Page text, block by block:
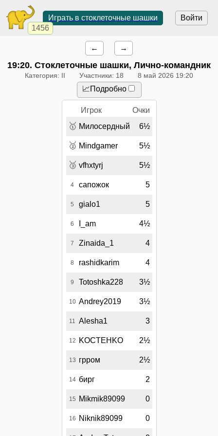
1456
Войти
Играть в стоклеточные шашки
← →
19:20. Стоклеточные шашки, Лично-командник
Категория: II Участники: 18 8 май 2026 19:20
📈Подробно
Игрок Очки
🥇 Милосердный 6½
🥈 Mindgamer 5½
🥉 vfhxtyrj 5½
4 сапожок 5
5 gialo1 5
6 I_am 4½
7 Zinaida_1 4
8 rashidkarim 4
9 Totoshka228 3½
10 Andrey2019 3½
11 Alesha1 3
12 KOCTEHKO 2½
13 грром 2½
14 бирг 2
15 Mikmik89099 0
16 Niknik89099 0